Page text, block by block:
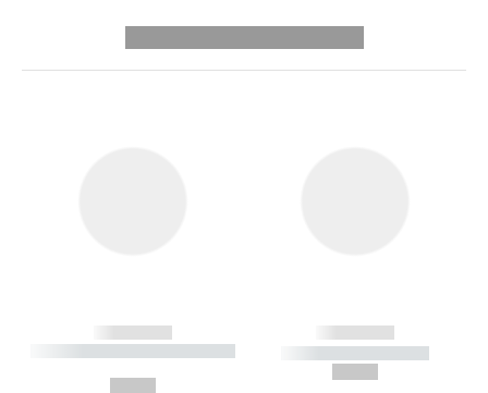
------------
----------- ----------- --------
------------
----------- -----------